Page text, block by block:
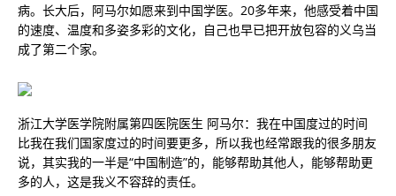
病。长大后，阿马尔如愿来到中国学医。20多年来，他感受着中国
的速度、温度和多姿多彩的文化，自己也早已把开放包容的义乌当
成了第二个家。
浙江大学医学院附属第四医院医生 阿马尔：我在中国度过的时间
比我在我们国家度过的时间要更多，所以我也经常跟我的很多朋友
说，其实我的一半是“中国制造”的，能够帮助其他人，能够帮助更
多的人，这是我义不容辞的责任。